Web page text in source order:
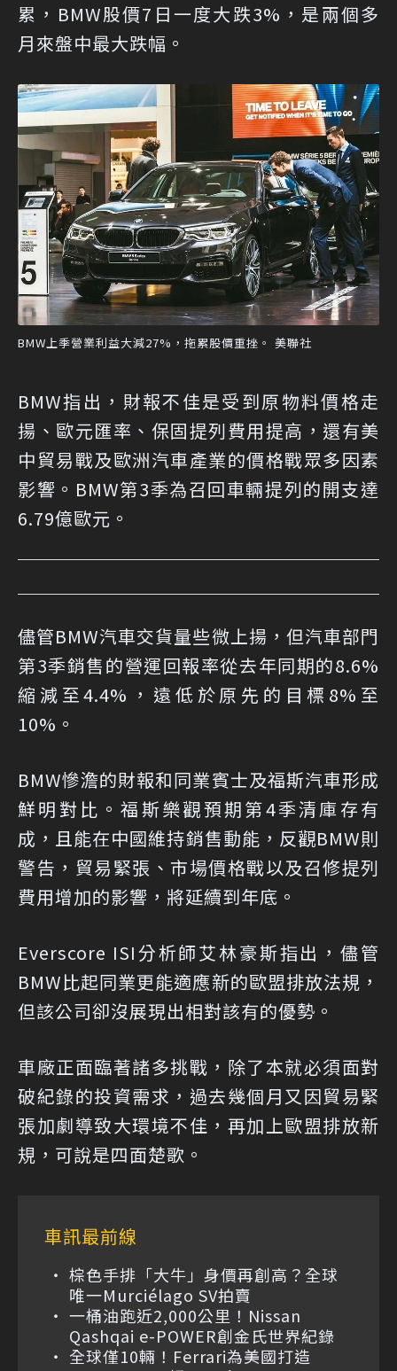
累，BMW股價7日一度大跌3%，是兩個多
月來盤中最大跌幅。
BMW上季營業利益大減27%，拖累股價重挫。 美聯社
BMW指出，財報不佳是受到原物料價格走
揚、歐元匯率、保固提列費用提高，還有美
中貿易戰及歐洲汽車產業的價格戰眾多因素
影響。BMW第3季為召回車輛提列的開支達
6.79億歐元。
儘管BMW汽車交貨量些微上揚，但汽車部門
第3季銷售的營運回報率從去年同期的8.6%
縮減至4.4%，遠低於原先的目標8%至
10%。
BMW慘澹的財報和同業賓士及福斯汽車形成
鮮明對比。福斯樂觀預期第4季清庫存有
成，且能在中國維持銷售動能，反觀BMW則
警告，貿易緊張、市場價格戰以及召修提列
費用增加的影響，將延續到年底。
Everscore ISI分析師艾林豪斯指出，儘管
BMW比起同業更能適應新的歐盟排放法規，
但該公司卻沒展現出相對該有的優勢。
車廠正面臨著諸多挑戰，除了本就必須面對
破紀錄的投資需求，過去幾個月又因貿易緊
張加劇導致大環境不佳，再加上歐盟排放新
規，可說是四面楚歌。
車訊最前線
棕色手排「大牛」身價再創高？全球
唯一Murciélago SV拍賣
一桶油跑近2,000公里！Nissan
Qashqai e-POWER創金氏世界紀錄
全球僅10輛！Ferrari為美國打造